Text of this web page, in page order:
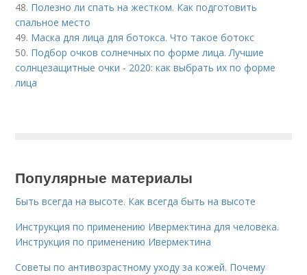
48. Полезно ли спать на жестком. Как подготовить
спальное место
49. Маска для лица для ботокса. Что такое ботокс
50. Подбор очков солнечных по форме лица. Лучшие
солнцезащитные очки - 2020: как выбрать их по форме
лица
Популярные материалы
Быть всегда на высоте. Как всегда быть на высоте
Инструкция по применению Ивермектина для человека.
Инструкция по применению Ивермектина
Советы по антивозрастному уходу за кожей. Почему